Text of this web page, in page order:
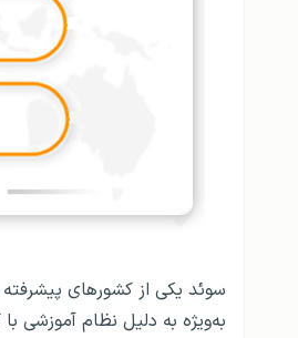
سوئد یکی از کشورهای
به‌ویژه به دلیل نظام آموزشی